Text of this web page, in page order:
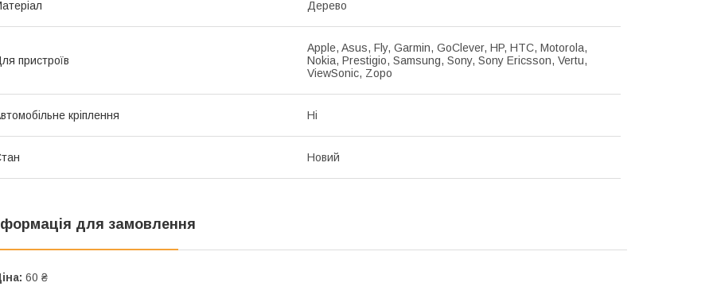
Дерево
пристроїв
Apple, Asus, Fly, Garmin, GoClever, HP, HTC, Motorola,
Nokia, Prestigio, Samsung, Sony, Sony Ericsson, Vertu,
ViewSonic, Zopo
кріплення Ні
Новий
для замовлення
60 ₴